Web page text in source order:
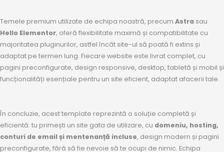
Temele premium utilizate de echipa noastră, precum Astra sau
Hello Elementor, oferă flexibilitate maximă și compatibilitate cu
majoritatea pluginurilor, astfel încât site-ul să poată fi extins și
adaptat pe termen lung. Fiecare website este livrat complet, cu
pagini preconfigurate, design responsive, desktop, tabletă și mobil și
funcționalități esențiale pentru un site eficient, adaptat afacerii tale.
În concluzie, acest template reprezintă o soluție completă și
eficientă: tu primești un site gata de utilizare, cu domeniu, hosting,
conturi de email și mentenanță incluse, design modern și pagini
preconfigurate, fără să fie nevoie să te ocupi de nimic. Echipa